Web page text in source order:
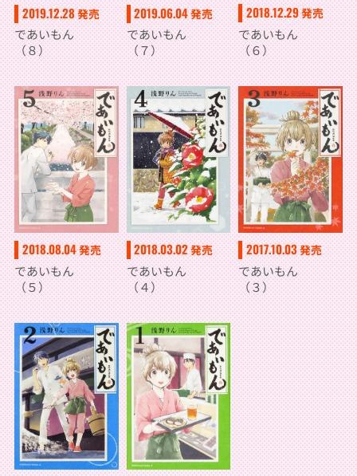
2019.12.28 発売
であいもん
（８）
2019.06.04発売
であいもん
（７）
2018.12.29発売
であいもん
（６）
2018.08.04発売
であいもん
（５）
2018.03.02 発売
であいもん
（４）
2017.10.03発売
であいもん
（３）